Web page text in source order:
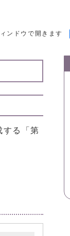
ンドウで開きます
する「第